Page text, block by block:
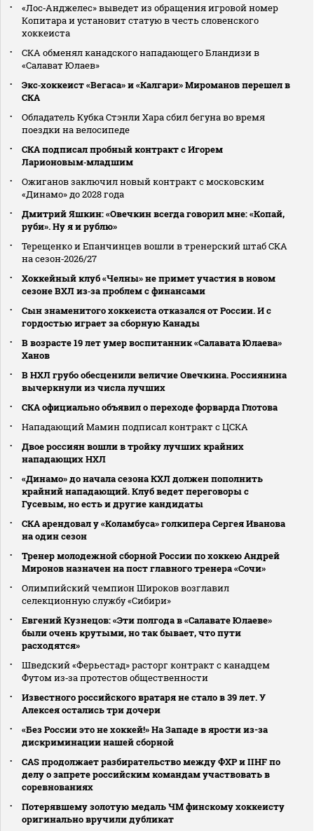
«Лос‑Анджелес» выведет из обращения игровой номер
Копитара и установит статую в честь словенского
хоккеиста
СКА обменял канадского нападающего Бландизи в
«Салават Юлаев»
Экс‑хоккеист «Вегаса» и «Калгари» Мироманов перешел в
СКА
Обладатель Кубка Стэнли Хара сбил бегуна во время
поездки на велосипеде
СКА подписал пробный контракт с Игорем
Ларионовым‑младшим
Ожиганов заключил новый контракт с московским
«Динамо» до 2028 года
Дмитрий Яшкин: «Овечкин всегда говорил мне: «Копай,
руби». Ну я и рублю»
Терещенко и Епанчинцев вошли в тренерский штаб СКА
на сезон‑2026/27
Хоккейный клуб «Челны» не примет участия в новом
сезоне ВХЛ из‑за проблем с финансами
Сын знаменитого хоккеиста отказался от России. И с
гордостью играет за сборную Канады
В возрасте 19 лет умер воспитанник «Салавата Юлаева»
Ханов
В НХЛ грубо обесценили величие Овечкина. Россиянина
вычеркнули из числа лучших
СКА официально объявил о переходе форварда Глотова
Нападающий Мамин подписал контракт с ЦСКА
Двое россиян вошли в тройку лучших крайних
нападающих НХЛ
«Динамо» до начала сезона КХЛ должен пополнить
крайний нападающий. Клуб ведет переговоры с
Гусевым, но есть и другие кандидаты
СКА арендовал у «Коламбуса» голкипера Сергея Иванова
на один сезон
Тренер молодежной сборной России по хоккею Андрей
Миронов назначен на пост главного тренера «Сочи»
Олимпийский чемпион Широков возглавил
селекционную службу «Сибири»
Евгений Кузнецов: «Эти полгода в «Салавате Юлаеве»
были очень крутыми, но так бывает, что пути
расходятся»
Шведский «Ферьестад» расторг контракт с канадцем
Футом из‑за протестов общественности
Известного российского вратаря не стало в 39 лет. У
Алексея остались три дочери
«Без России это не хоккей!» На Западе в ярости из-за
дискриминации нашей сборной
CAS продолжает разбирательство между ФХР и IIHF по
делу о запрете российским командам участвовать в
соревнованиях
Потерявшему золотую медаль ЧМ финскому хоккеисту
оригинально вручили дубликат